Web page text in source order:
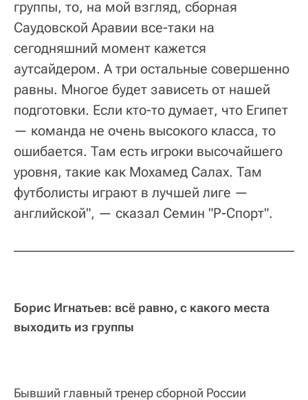
группы, то, на мой взгляд, сборная
Саудовской Аравии все-таки на
сегодняшний момент кажется
аутсайдером. А три остальные совершенно
равны. Многое будет зависеть от нашей
подготовки. Если кто-то думает, что Египет
— команда не очень высокого класса, то
ошибается. Там есть игроки высочайшего
уровня, такие как Мохамед Салах. Там
футболисты играют в лучшей лиге —
английской", — сказал Семин "Р-Спорт".
Борис Игнатьев: всё равно, с какого места
выходить из группы
Бывший главный тренер сборной России